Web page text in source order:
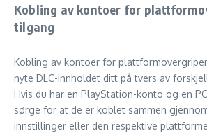
Kobling av kontoer for
tilgang
Kobling av kontoer for
nyte DLC-innholdet ditt på tvers av
Hvis du har en PlayStation-konto og en
sørge for at de er koblet sammen
innstillinger eller den respektive